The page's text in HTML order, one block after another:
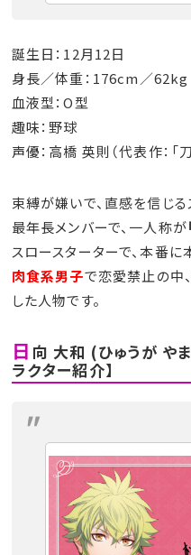
誕生日：12月12日
身長／体重：176cm／62kg
血液型：O型
趣味：野球
声優：高橋 英則（代表作：
束縛が嫌いで、直感を信じる
最年長メンバーで、一人称が
スロースターターで、本番に
肉食系男子で恋愛禁止の中
した人物です。
日 向 大和 (ひゅうが や
ラクター紹介】